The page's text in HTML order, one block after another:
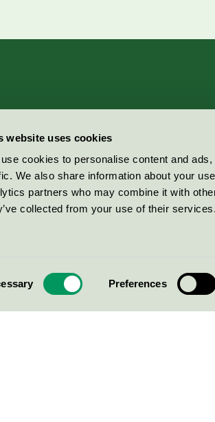
website uses cookies
cookies to personalise content and
We also share information about your
partners who may combine it with
collected from your use of their services.
Preferences